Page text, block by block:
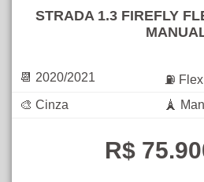
STRADA 1.3 FIREFLY
📆 2020/2021
⛽ Flex
🎨 Cinza
🗼
R$